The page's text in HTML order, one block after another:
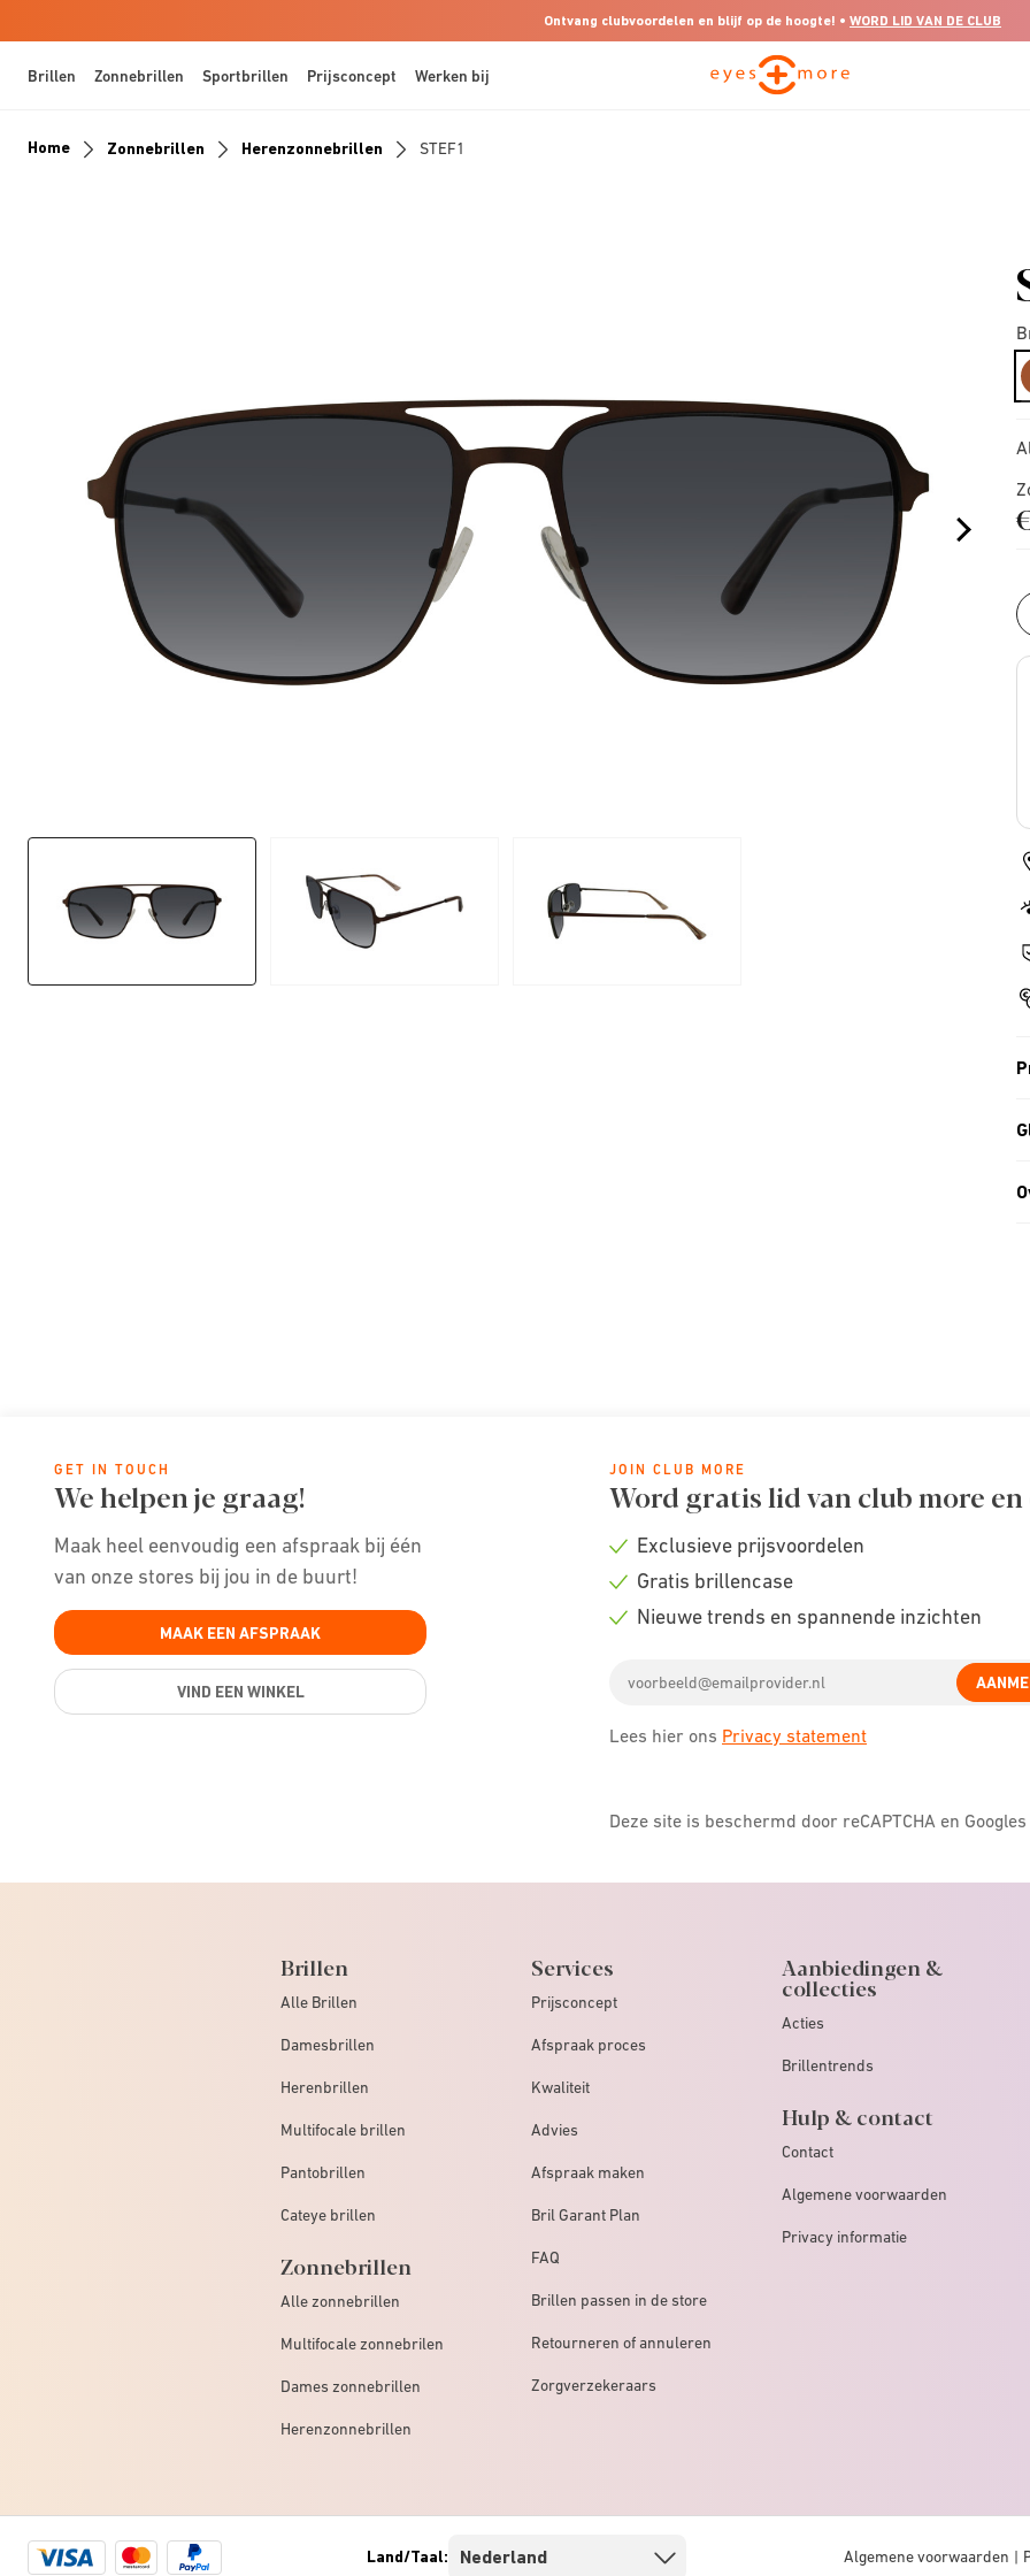
Ontvang clubvoordelen en blijf op de hoogte! • WORD LID VAN DE CLUB
Brillen Zonnebrillen Sportbrillen Prijsconcept Werken bij
Home Zonnebrillen Herenzonnebrillen STEF1
GET IN TOUCH
We helpen je graag!
Maak heel eenvoudig een afspraak bij één
van onze stores bij jou in de buurt!
MAAK EEN AFSPRAAK
VIND EEN WINKEL
JOIN CLUB MORE
Word gratis lid van club more
Check
Exclusieve prijsvoordelen
Check
Gratis brillencase
Nieuwe trends en spannende inzichten
address
Lees hier ons Privacy statement
Deze site is beschermd door reCAPTCHA en Googles
Brillen
Alle Brillen
Damesbrillen
Herenbrillen
Multifocale brillen
Pantobrillen
Cateye brillen
Zonnebrillen
Alle zonnebrillen
Multifocale zonnebrilen
Dames zonnebrillen
Herenzonnebrillen
Services
Prijsconcept
Afspraak proces
Kwaliteit
Advies
Afspraak maken
Bril Garant Plan
FAQ
Brillen passen in de store
Retourneren of annuleren
Zorgverzekeraars
Aanbiedingen &
collecties
Acties
Brillentrends
Hulp & contact
Contact
Algemene voorwaarden
Privacy informatie
Visa
Mastercard
Paypal Land/Taal: Algemene voorwaarden